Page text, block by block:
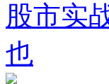
股市实
也